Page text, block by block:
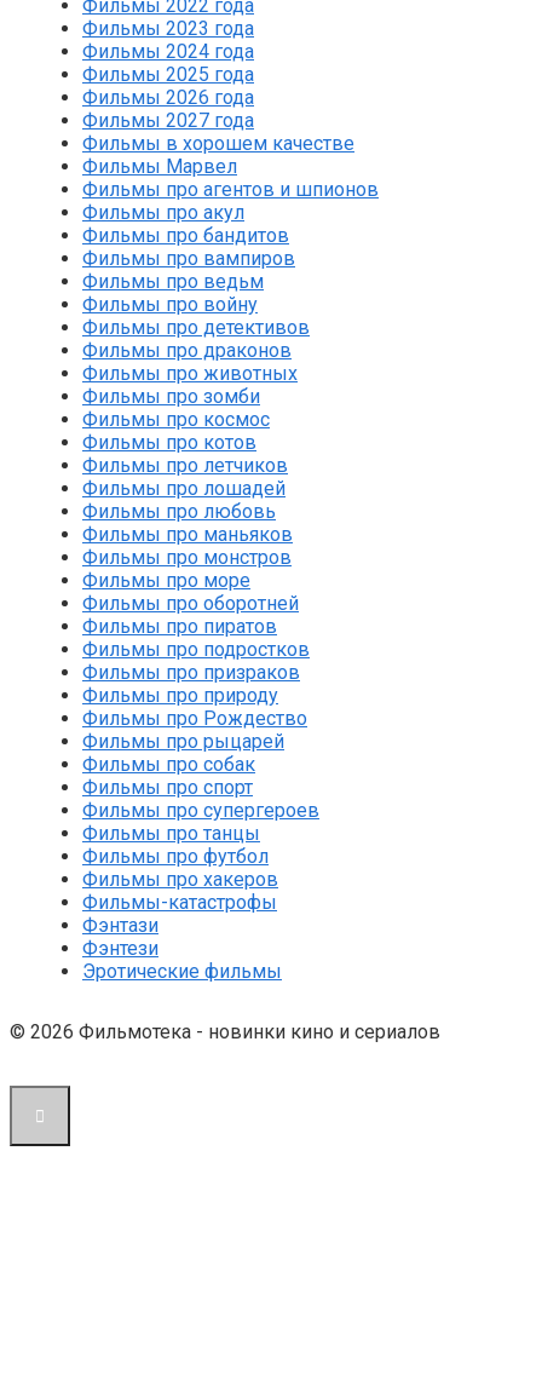
Фильмы 2022 года
Фильмы 2023 года
Фильмы 2024 года
Фильмы 2025 года
Фильмы 2026 года
Фильмы 2027 года
Фильмы в хорошем качестве
Фильмы Марвел
Фильмы про агентов и шпионов
Фильмы про акул
Фильмы про бандитов
Фильмы про вампиров
Фильмы про ведьм
Фильмы про войну
Фильмы про детективов
Фильмы про драконов
Фильмы про животных
Фильмы про зомби
Фильмы про космос
Фильмы про котов
Фильмы про летчиков
Фильмы про лошадей
Фильмы про любовь
Фильмы про маньяков
Фильмы про монстров
Фильмы про море
Фильмы про оборотней
Фильмы про пиратов
Фильмы про подростков
Фильмы про призраков
Фильмы про природу
Фильмы про Рождество
Фильмы про рыцарей
Фильмы про собак
Фильмы про спорт
Фильмы про супергероев
Фильмы про танцы
Фильмы про футбол
Фильмы про хакеров
Фильмы-катастрофы
Фэнтази
Фэнтези
Эротические фильмы
© 2026 Фильмотека - новинки кино и сериалов